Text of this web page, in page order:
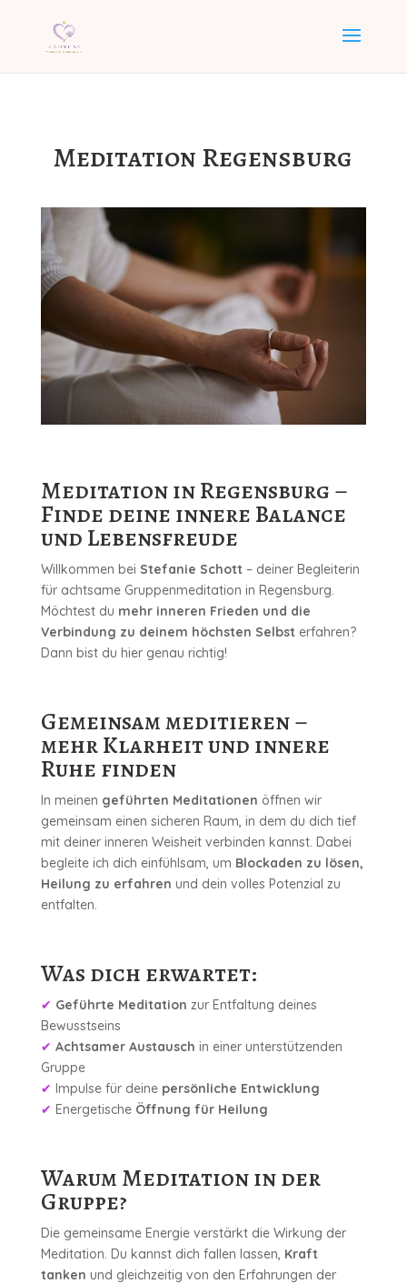
Meditation Regensburg
Meditation in Regensburg –
Finde deine innere Balance
und Lebensfreude
Willkommen bei Stefanie Schott– deiner Begleiterin
für achtsame Gruppenmeditation in Regensburg.
Möchtest du mehr inneren Frieden und die
Verbindung zu deinem höchsten Selbsterfahren?
Dann bist du hier genau richtig!
Gemeinsam meditieren –
mehr Klarheit und innere
Ruhe finden
In meinen geführten Meditationen öffnen wir
gemeinsam einen sicheren Raum, in dem du dich tief
mit deiner inneren Weisheit verbinden kannst. Dabei
begleite ich dich einfühlsam, um Blockaden zu lösen,
Heilung zu erfahren und dein volles Potenzial zu
entfalten.
Was dich erwartet:
✔ Geführte Meditation zur Entfaltung deines
Bewusstseins
✔ Achtsamer Austausch in einer unterstützenden
Gruppe
✔ Impulse für deine persönliche Entwicklung
✔ Energetische Öffnung für Heilung
Warum Meditation in der
Gruppe?
Die gemeinsame Energie verstärkt die Wirkung der
Meditation. Du kannst dich fallen lassen, Kraft
tanken und gleichzeitig von den Erfahrungen der